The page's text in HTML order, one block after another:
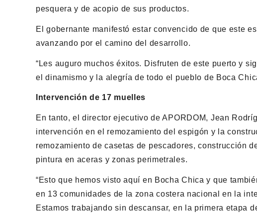
pesquera y de acopio de sus productos.
El gobernante manifestó estar convencido de que este
avanzando por el camino del desarrollo.
“Les auguro muchos éxitos. Disfruten de este puerto y
el dinamismo y la alegría de todo el pueblo de Boca
Intervención de 17 muelles
En tanto, el director ejecutivo de APORDOM, Jean
intervención en el remozamiento del espigón y la
remozamiento de casetas de pescadores, construcción
pintura en aceras y zonas perimetrales.
“Esto que hemos visto aquí en Bocha Chica y que
en 13 comunidades de la zona costera nacional en la
Estamos trabajando sin descansar, en la primera etapa